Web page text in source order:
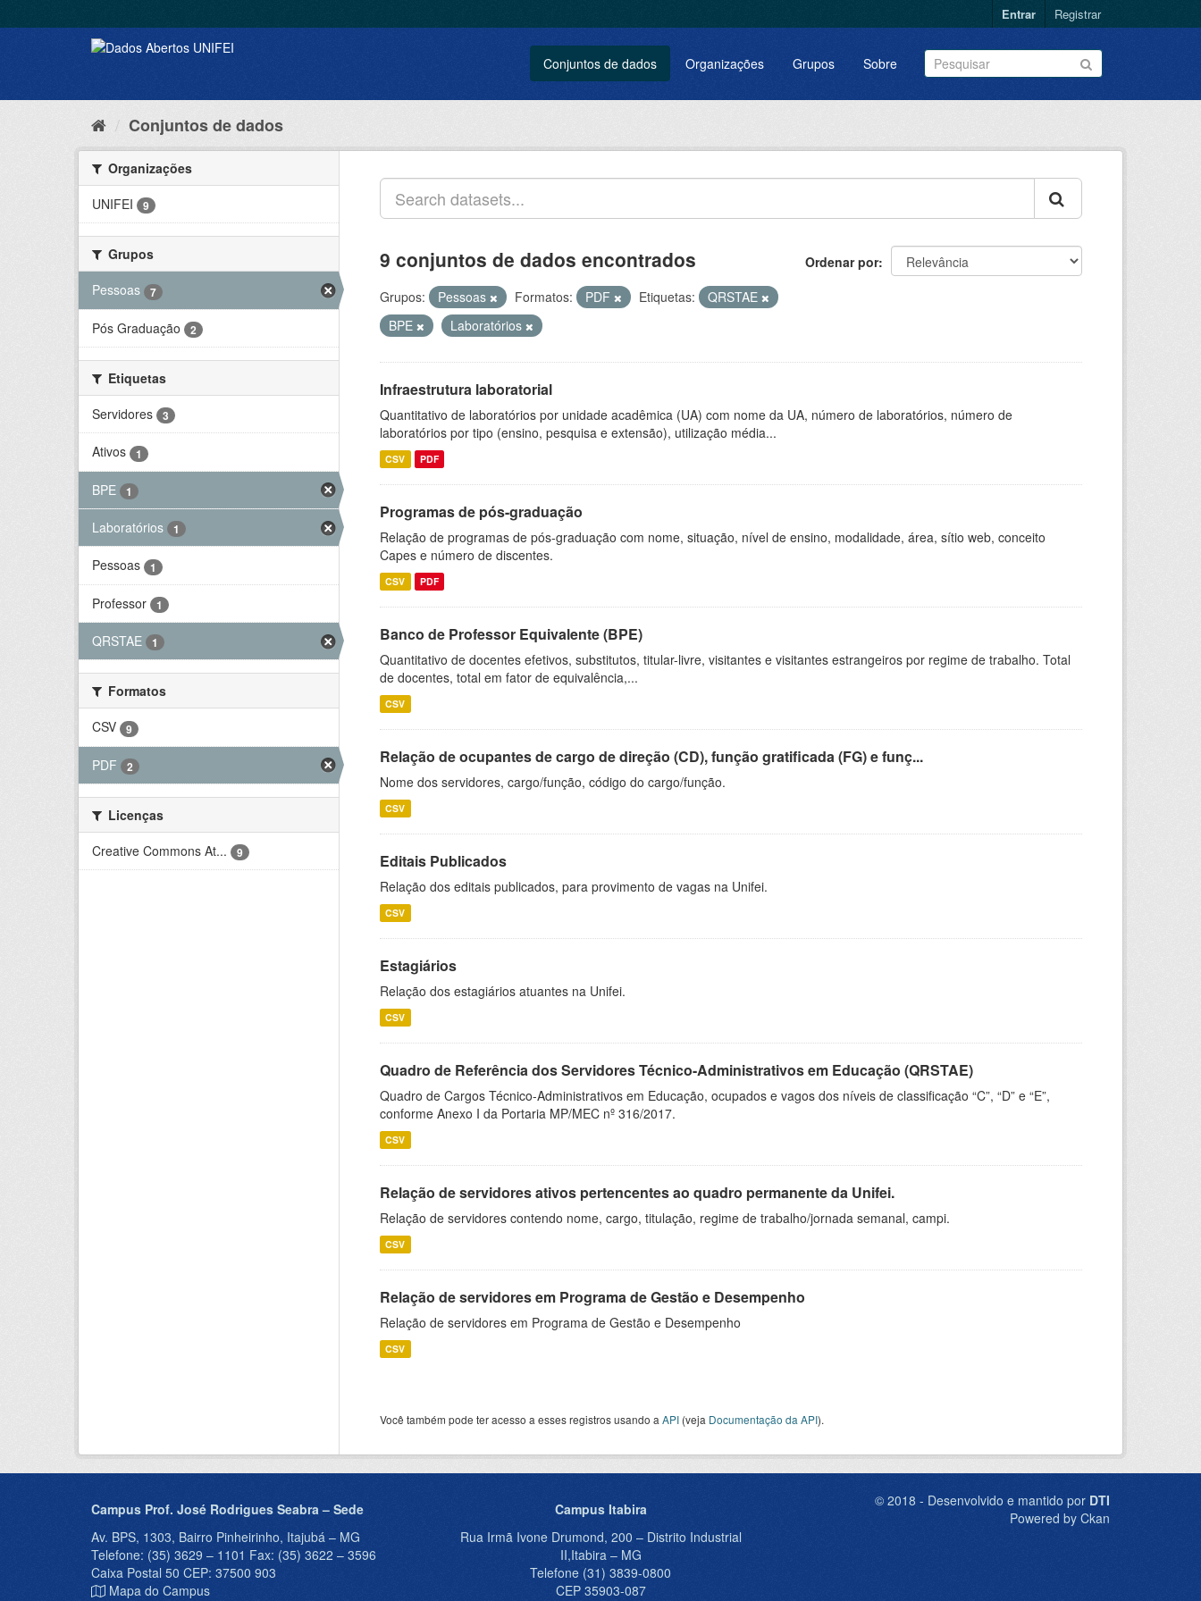
Entrar Registrar
Conjuntos de dados Organizações Grupos Sobre
Conjuntos de dados
Organizações
UNIFEI
9
Grupos
Pessoas
7
Pós Graduação 2
Etiquetas
Servidores
3
Ativos 1
BPE 1
Laboratórios 1
Pessoas 1
Professor 1
QRSTAE 1
Formatos
CSV
9
PDF 2
Licenças
Creative Commons At...
9
Ordenar por
9 conjuntos de dados encontrados
Grupos: Pessoas Formatos: PDF Etiquetas:
QRSTAE
BPE
Laboratórios
Infraestrutura laboratorial
Quantitativo de laboratórios por unidade acadêmica (UA) com nome da UA, número de laboratórios, número de
laboratórios por tipo (ensino, pesquisa e extensão), utilização média...
CSV PDF
Programas de pós-graduação
Relação de programas de pós-graduação com nome, situação, nível de ensino, modalidade, área, sítio web, conceito
Capes e número de discentes.
CSV PDF
Banco de Professor Equivalente (BPE)
Quantitativo de docentes efetivos, substitutos, titular-livre, visitantes e visitantes estrangeiros por regime de trabalho. Total
de docentes, total em fator de equivalência,...
CSV
Relação de ocupantes de cargo de direção (CD), função gratificada (FG) e funç...
Nome dos servidores, cargo/função, código do cargo/função.
CSV
Editais Publicados
Relação dos editais publicados, para provimento de vagas na Unifei.
CSV
Estagiários
Relação dos estagiários atuantes na Unifei.
CSV
Quadro de Referência dos Servidores Técnico-Administrativos em Educação (QRSTAE)
Quadro de Cargos Técnico-Administrativos em Educação, ocupados e vagos dos níveis de classificação “C”, “D” e “E”,
conforme Anexo I da Portaria MP/MEC nº 316/2017.
CSV
Relação de servidores ativos pertencentes ao quadro permanente da Unifei.
Relação de servidores contendo nome, cargo, titulação, regime de trabalho/jornada semanal, campi.
CSV
Relação de servidores em Programa de Gestão e Desempenho
Relação de servidores em Programa de Gestão e Desempenho
CSV
Você também pode ter acesso a esses registros usando a API (veja Documentação da API).
Campus Prof. José Rodrigues Seabra – Sede
Av. BPS, 1303, Bairro Pinheirinho, Itajubá – MG
Telefone: (35) 3629 – 1101 Fax: (35) 3622 – 3596
Caixa Postal 50 CEP: 37500 903
Mapa do Campus
Campus Itabira
Rua Irmã Ivone Drumond, 200 – Distrito Industrial
II,Itabira – MG
Telefone (31) 3839-0800
CEP 35903-087
© 2018 - Desenvolvido e mantido por DTI
Powered by Ckan